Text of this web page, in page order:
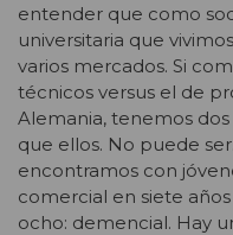
entender que como
universitaria que
varios mercados. Si
técnicos versus el de
Alemania, tenemos
que ellos. No puede
encontramos con
comercial en siete
ocho: demencial. Hay